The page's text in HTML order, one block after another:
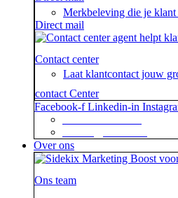
Merkbeleving die je klant
Direct mail
Contact center
Laat klantcontact jouw
contact Center
Facebook-f Linkedin-in
Over ons
Ons team